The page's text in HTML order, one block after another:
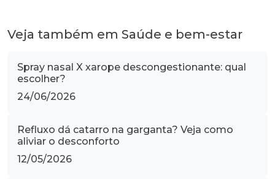
Veja também em Saúde e bem-estar
Spray nasal X xarope descongestionante: qual
escolher?
24/06/2026
Refluxo dá catarro na garganta? Veja como
aliviar o desconforto
12/05/2026